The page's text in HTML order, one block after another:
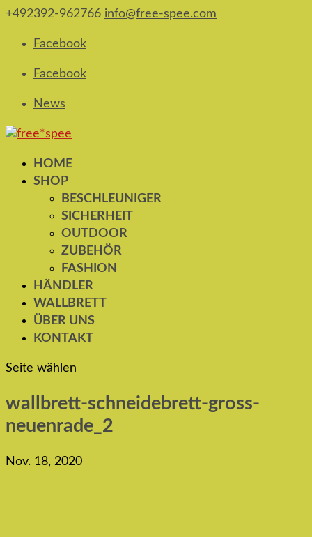
+492392-962766 info@free-spee.com
Facebook
Facebook
News
HOME
SHOP
BESCHLEUNIGER
SICHERHEIT
OUTDOOR
ZUBEHÖR
FASHION
HÄNDLER
WALLBRETT
ÜBER UNS
KONTAKT
Seite wählen
wallbrett-schneidebrett-gross-
neuenrade_2
Nov. 18, 2020